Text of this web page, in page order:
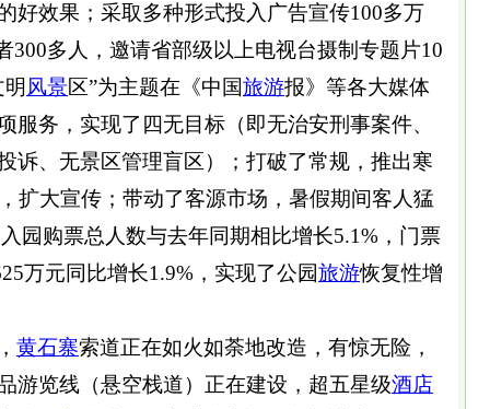
好效果；采取多种形式投入广告宣传100多万
300多人，邀请省部级以上电视台摄制专题片10
风景区”为主题在《中国旅游报》等各大媒体
服务，实现了四无目标（即无治安刑事案件、
诉、无景区管理盲区）；打破了常规，推出寒
扩大宣传；带动了客源市场，暑假期间客人猛
园购票总人数与去年同期相比增长5.1%，门票
万元同比增长1.9%，实现了公园旅游恢复性增
黄石寨索道正在如火如荼地改造，有惊无险，
游览线（悬空栈道）正在建设，超五星级酒店